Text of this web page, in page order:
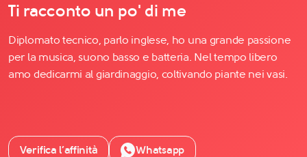
Ti racconto un po' di me
Diplomato tecnico, parlo inglese, ho una grande passione
per la musica, suono basso e batteria. Nel tempo libero
amo dedicarmi al giardinaggio, coltivando piante nei vasi.
Verifica l’affinità Whatsapp